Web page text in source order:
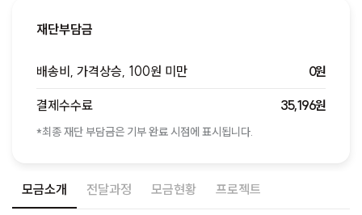
모금소개 전달과정 모금현황 프로젝트
재단부담금
배송비, 가격상승, 100원 미만 0원
결제수수료 35,196원
*최종 재단 부담금은 기부 완료 시점에 표시됩니다.